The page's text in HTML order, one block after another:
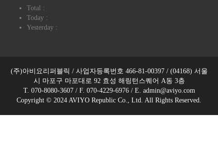
Total :
Today :
Yesterday :
(주)아비요리퍼블릭 / 사업자등록번호 466-81-00397 / (04168) 서울
시 마포구 마포대로 92 효성 해링턴스퀘어 A동 3층
T. 070-8080-3607 / F. 070-4229-6976 / E. admin@aviyo.com
Copyright © 2024 AVIYO Republic Co., Ltd. All Rights Reserved.